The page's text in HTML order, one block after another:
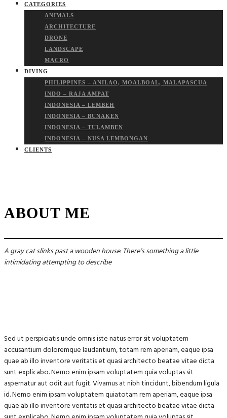
CATEGORIES
ANIMALS
ARCHITECTURE
DRONE
LANDSCAPE
MACRO
DIVING
PHILIPPINES – ANILAO, MOALBOAL, MALAPASCUA
INDO – RAJA AMPAT
INDONESIA – LEMBEH
INDONESIA – BUNAKEN
INDONESIA – TULAMBEN
INDONESIA – NUSA LEMBONGAN
CLIENTS
ABOUT ME
A gray cat slinks past a wooden house. There’s something a little
intimidating attempting to describe
Sed ut perspiciatis unde omnis iste natus error sit voluptatem
accusantium doloremque laudantium, totam rem aperiam, eaque ipsa
quae ab illo inventore veritatis et quasi architecto beatae vitae dicta
sunt explicabo. Nemo enim ipsam voluptatem quia voluptas sit
aspernatur aut odit aut fugit. Vivamus at nibh tincidunt, bibendum ligula
id. Nemo enim ipsam voluptatem quiatotam rem aperiam, eaque ipsa
quae ab illo inventore veritatis et quasi architecto beatae vitae dicta